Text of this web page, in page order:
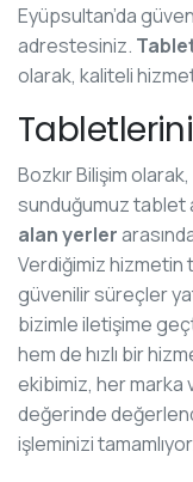
Eyüpsultan’da
adrestesiniz.
olarak, kaliteli
Bozkır Bilişim
sunduğumuz tablet
alan yerler
Verdiğimiz hizmetin
güvenilir süreçler
bizimle iletişime
hem de hızlı bir
ekibimiz, her
değerinde
işleminizi